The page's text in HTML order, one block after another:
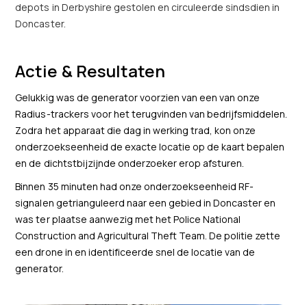
depots in Derbyshire gestolen en circuleerde sindsdien in
Doncaster.
Actie & Resultaten
Gelukkig was de generator voorzien van een van onze
Radius-trackers voor het terugvinden van bedrijfsmiddelen.
Zodra het apparaat die dag in werking trad, kon onze
onderzoekseenheid de exacte locatie op de kaart bepalen
en de dichtstbijzijnde onderzoeker erop afsturen.
Binnen 35 minuten had onze onderzoekseenheid RF-
signalen getrianguleerd naar een gebied in Doncaster en
was ter plaatse aanwezig met het Police National
Construction and Agricultural Theft Team. De politie zette
een drone in en identificeerde snel de locatie van de
generator.